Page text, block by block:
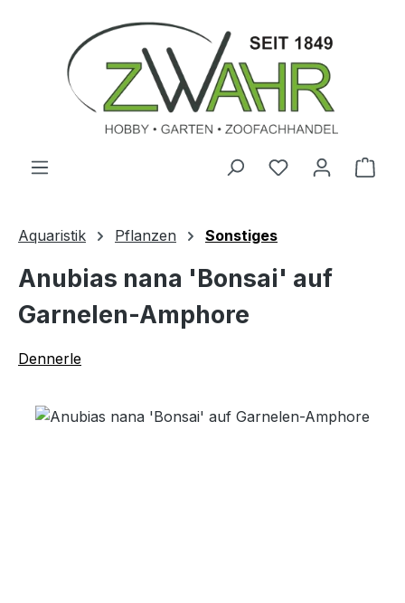
Zum Hauptinhalt springen
Aquaristik Pflanzen Sonstiges
Anubias nana 'Bonsai' auf
Garnelen-Amphore
Dennerle
Bildergalerie überspringen